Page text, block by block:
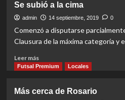
también
va
a
estar
Se subió a la cima
admin 14 septiembre, 2019 0
Comenzó a disputarse
Clausura de la máxima categoría y
Leer másRead
more
subió
Futsal Premium Locales
Más cerca de Rosario